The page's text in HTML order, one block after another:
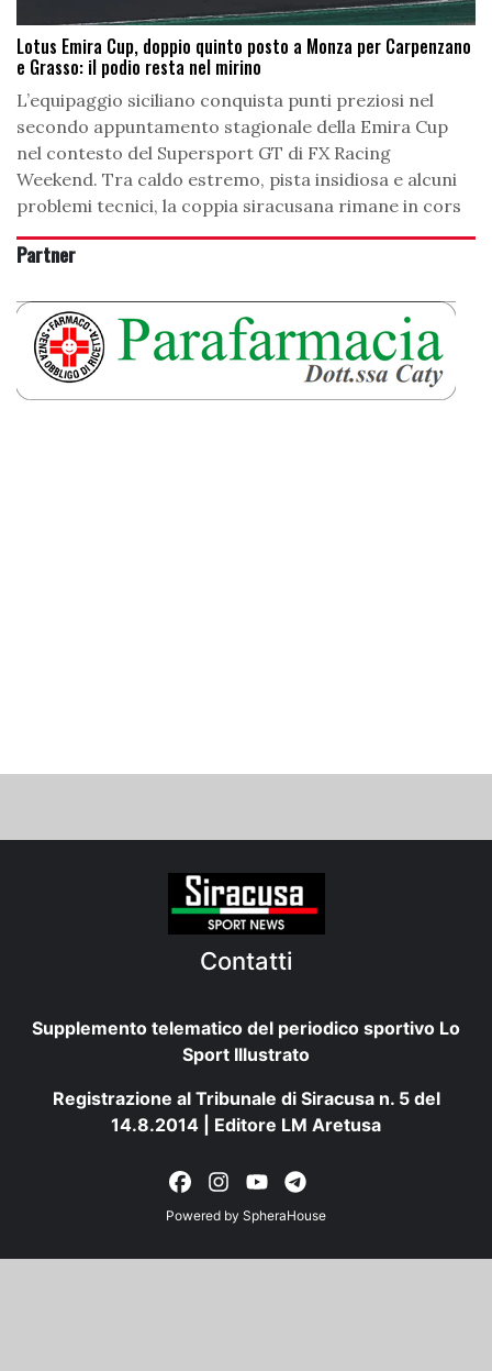
Lotus Emira Cup, doppio quinto posto a Monza per Carpenzano
e Grasso: il podio resta nel mirino
L’equipaggio siciliano conquista punti preziosi nel
secondo appuntamento stagionale della Emira Cup
nel contesto del Supersport GT di FX Racing
Weekend. Tra caldo estremo, pista insidiosa e alcuni
problemi tecnici, la coppia siracusana rimane in cors
Partner
Contatti
Supplemento telematico del periodico sportivo Lo
Sport Illustrato
Registrazione al Tribunale di Siracusa n. 5 del
14.8.2014 | Editore LM Aretusa
Powered by SpheraHouse